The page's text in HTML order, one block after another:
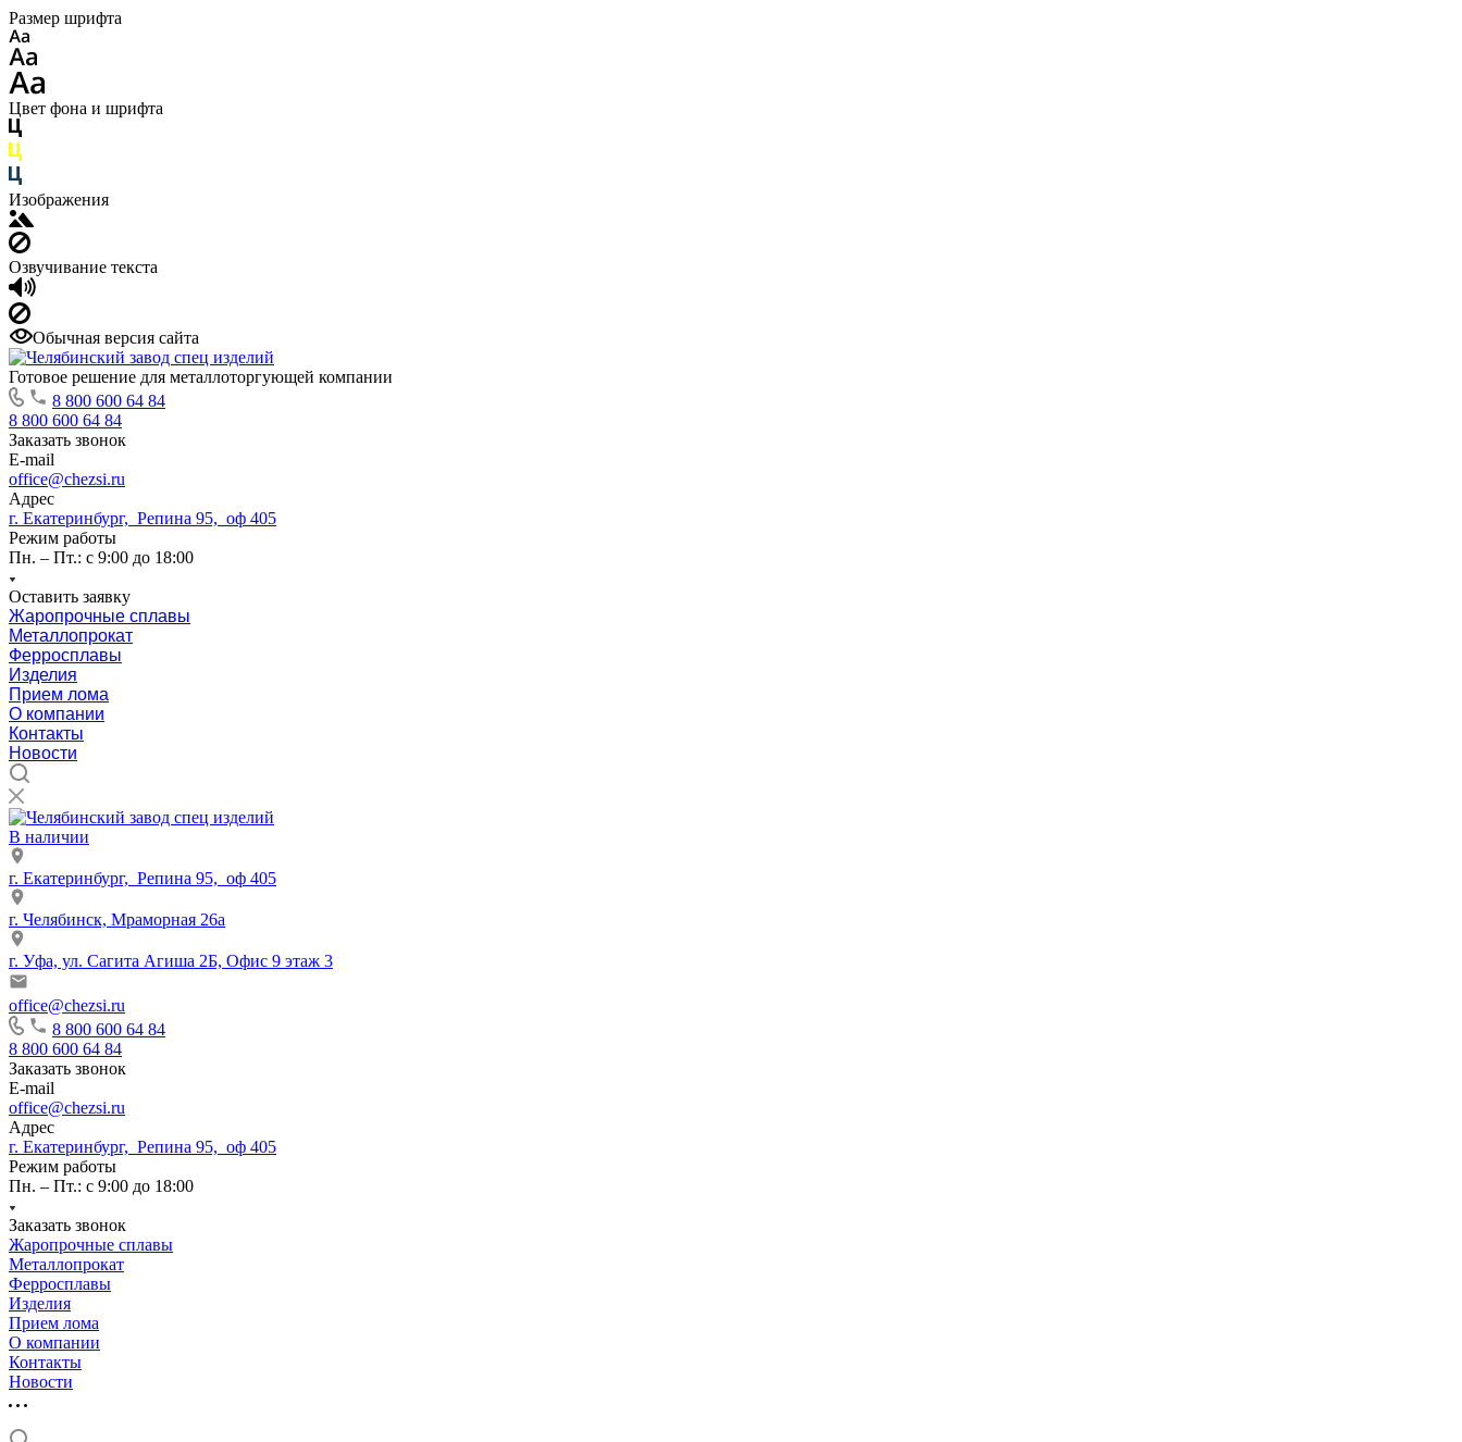
Размер шрифта
Цвет фона и шрифта
Изображения
Озвучивание текста
Обычная версия сайта
Готовое решение для металлоторгующей компании
8 800 600 64 84
8 800 600 64 84
Заказать звонок
E-mail
office@chezsi.ru
Адрес
г. Екатеринбург, Репина 95, оф 405
Режим работы
Пн. – Пт.: с 9:00 до 18:00
Оставить заявку
Жаропрочные сплавы
Металлопрокат
Ферросплавы
Изделия
Прием лома
О компании
Контакты
Новости
В наличии
г. Екатеринбург, Репина 95, оф 405
г. Челябинск, Мраморная 26а
г. Уфа, ул. Сагита Агиша 2Б, Офис 9 этаж 3
office@chezsi.ru
8 800 600 64 84
8 800 600 64 84
Заказать звонок
E-mail
office@chezsi.ru
Адрес
г. Екатеринбург, Репина 95, оф 405
Режим работы
Пн. – Пт.: с 9:00 до 18:00
Заказать звонок
Жаропрочные сплавы
Металлопрокат
Ферросплавы
Изделия
Прием лома
О компании
Контакты
Новости